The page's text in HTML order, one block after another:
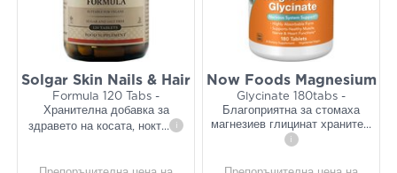
Solgar Skin Nails & Hair
Formula 120 Tabs -
Хранителна добавка за
здравето на косата, нокт... i
Now Foods Magnesium
Glycinate 180tabs -
Благоприятна за стомаха
магнезиев глицинат храните...
i